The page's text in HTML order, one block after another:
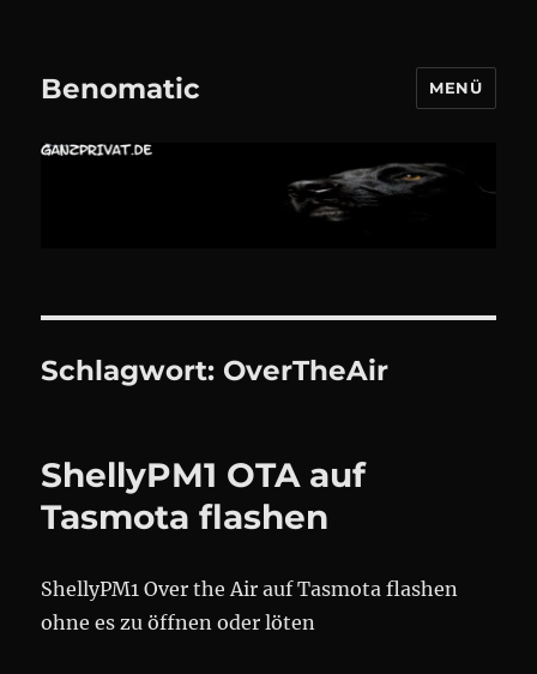
Benomatic MENÜ
Schlagwort: OverTheAir
ShellyPM1 OTA auf
Tasmota flashen
ShellyPM1 Over the Air auf Tasmota flashen
ohne es zu öffnen oder löten